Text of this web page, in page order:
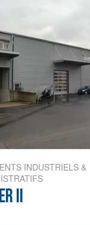
INDUSTRIELS &
II